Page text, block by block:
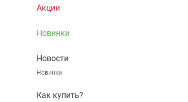
Акции
Новинки
Новости
Новинки
Как купить?